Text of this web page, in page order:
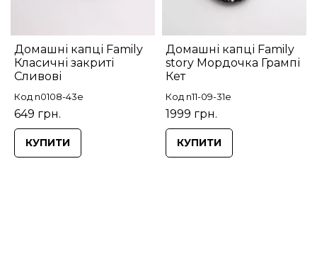
Домашні капці Family
Класичні закриті
Сливові
Код n0108-43e
649 грн.
КУПИТИ
Домашні капці Family
story Мордочка Грампі
Кет
Код n11-09-31e
1999 грн.
КУПИТИ